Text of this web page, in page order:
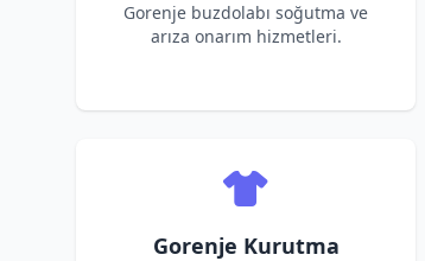
Gorenje buzdolabı soğutma ve
arıza onarım hizmetleri.
Gorenje Kurutma